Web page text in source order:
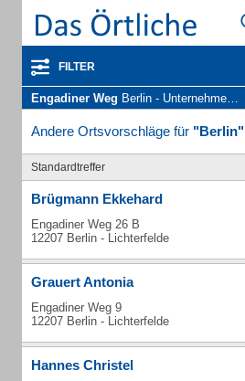
FILTER
Engadiner Weg Berlin - Unternehmen und Personen
Andere Ortsvorschläge für "Berlin"
Standardtreffer
Brügmann Ekkehard
Engadiner Weg 26 B
12207 Berlin - Lichterfelde
Grauert Antonia
Engadiner Weg 9
12207 Berlin - Lichterfelde
Hannes Christel